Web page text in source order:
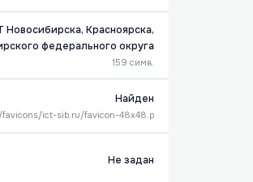
Красноярска,
федерального округа
159 симв.
Найден
favicons/ict-sib.ru/favicon-48x48.p
Не задан